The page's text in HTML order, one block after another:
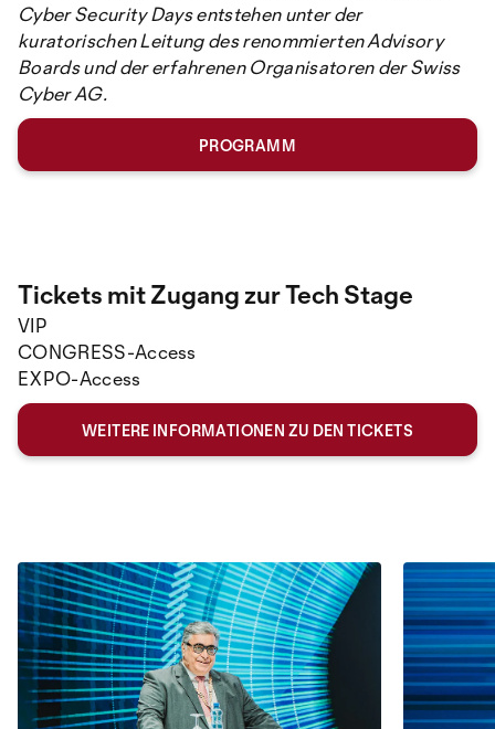
Cyber Security Days entstehen unter der
kuratorischen Leitung des renommierten Advisory
Boards und der erfahrenen Organisatoren der Swiss
Cyber AG.
PROGRAMM
Tickets mit Zugang zur Tech Stage
VIP
CONGRESS-Access
EXPO-Access
WEITERE INFORMATIONEN ZU DEN TICKETS